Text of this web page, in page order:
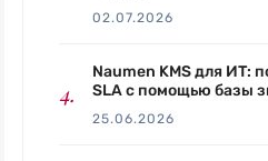
02.07.2026
Naumen KMS для ИТ:
SLA с помощью базы
25.06.2026